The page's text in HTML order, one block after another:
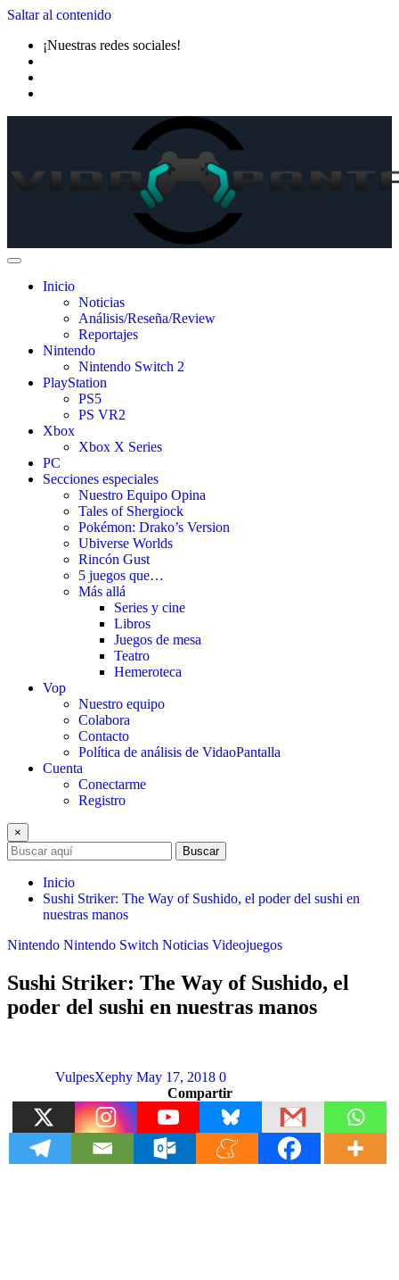
Saltar al contenido
¡Nuestras redes sociales!
Inicio
Noticias
Análisis/Reseña/Review
Reportajes
Nintendo
Nintendo Switch 2
PlayStation
PS5
PS VR2
Xbox
Xbox X Series
PC
Secciones especiales
Nuestro Equipo Opina
Tales of Shergiock
Pokémon: Drako’s Version
Ubiverse Worlds
Rincón Gust
5 juegos que…
Más allá
Series y cine
Libros
Juegos de mesa
Teatro
Hemeroteca
Vop
Nuestro equipo
Colabora
Contacto
Política de análisis de VidaoPantalla
Cuenta
Conectarme
Registro
×
Buscar
Inicio
Sushi Striker: The Way of Sushido, el poder del sushi en
nuestras manos
Nintendo Nintendo Switch Noticias Videojuegos
Sushi Striker: The Way of Sushido, el
poder del sushi en nuestras manos
VulpesXephy May 17, 2018 0
Compartir